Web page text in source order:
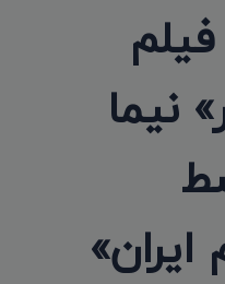
نیما
ایران»